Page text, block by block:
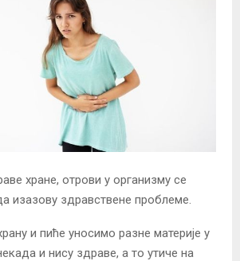
хране, отрови у организму се
изазову здравствене проблеме.
и пиће уносимо разне материје у
и нису здраве, а то утиче на